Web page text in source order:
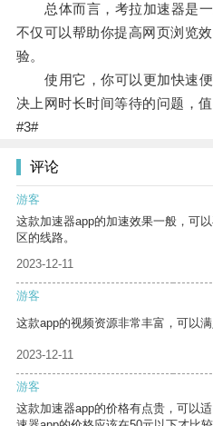
总体而言，考拉加速器是一
不仅可以帮助你提高网页浏览
验。
使用它，你可以更加快速便
决上网时长时间等待的问题，值
#3#
评论
游客
这款加速器app的加速效果一般，可
区的线路。
2023-12-11
游客
这款app的视频资源非常丰富，可以满
2023-12-11
游客
这款加速器app的价格有点贵，可以